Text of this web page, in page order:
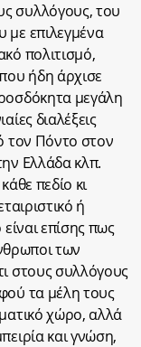
συλλόγους, του
επιλεγμένα
πολιτισμό,
ήδη άρχισε
μεγάλη
διαλέξεις
τον Πόντο στον
Ελλάδα κλπ.
πεδίο κι
ή
επίσης πως
των
στους συλλόγους
τα μέλη τους
χώρο, αλλά
και γνώση,